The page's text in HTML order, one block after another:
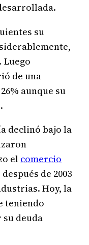
su
Luego
de una
aunque su
declinó bajo la
el comercio
de 2003
Hoy, la
teniendo
deuda